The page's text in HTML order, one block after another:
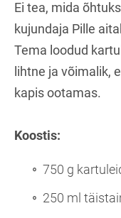
Ei tea, mida
kujundaja Pille
Tema loodud
lihtne ja võimalik,
kapis ootamas.
Koostis:
750 g
250 ml